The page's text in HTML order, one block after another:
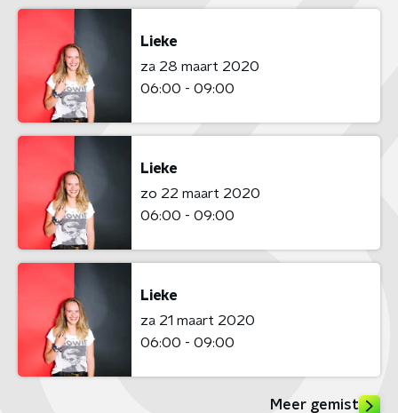
Lieke
za 28 maart 2020
06:00 - 09:00
Lieke
zo 22 maart 2020
06:00 - 09:00
Lieke
za 21 maart 2020
06:00 - 09:00
Meer gemist